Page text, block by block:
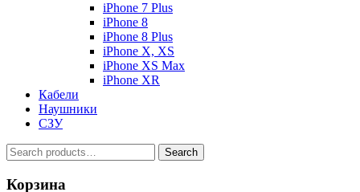
iPhone 7 Plus
iPhone 8
iPhone 8 Plus
iPhone X, XS
iPhone XS Max
iPhone XR
Кабели
Наушники
СЗУ
Search
for:
Search
Корзина